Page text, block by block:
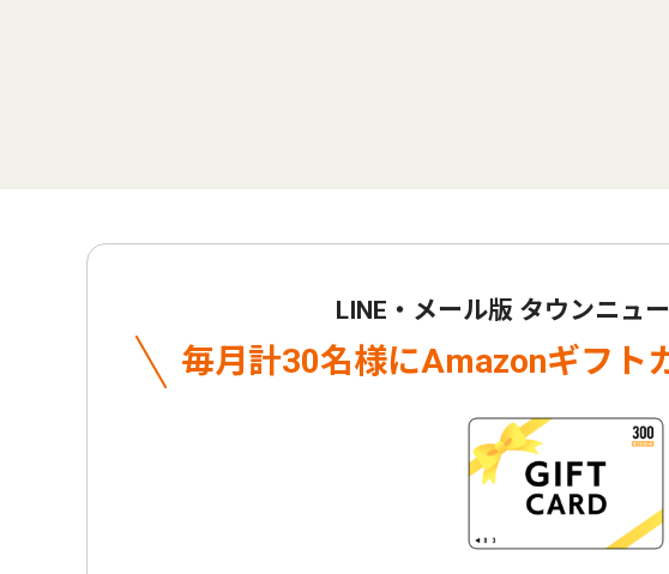
LINE・メール版 タウンニュ
毎月計30名様にAmazonギフト